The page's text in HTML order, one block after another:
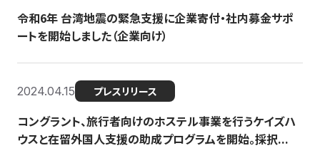
令和6年 台湾地震の緊急支援に企業寄付・社内募金サポ
ートを開始しました（企業向け）
2024.04.15 プレスリリース
コングラント、旅行者向けのホステル事業を行うケイズハ
ウスと在留外国人支援の助成プログラムを開始。採択...